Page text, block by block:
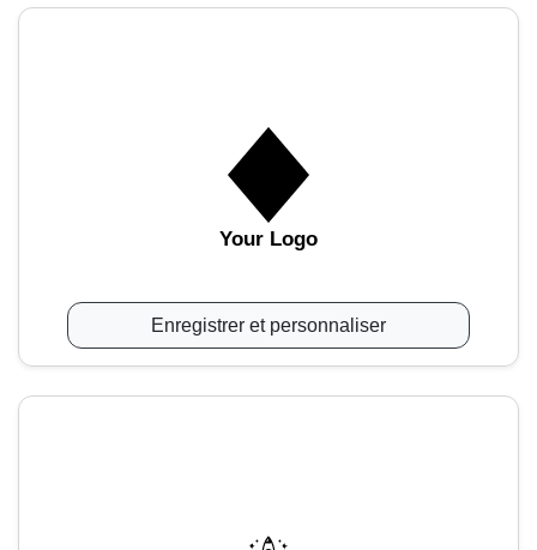
Your Logo
Enregistrer et personnaliser